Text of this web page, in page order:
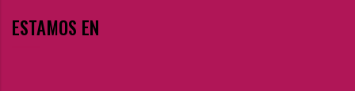
ESTAMOS EN